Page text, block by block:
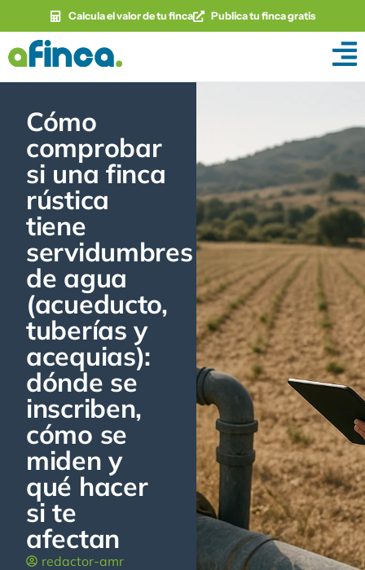
Calcula el valor de tu finca Publica tu finca gratis
Cómo
comprobar
si una finca
rústica
tiene
servidumbres
de agua
(acueducto,
tuberías y
acequias):
dónde se
inscriben,
cómo se
miden y
qué hacer
si te
afectan
redactor-amr